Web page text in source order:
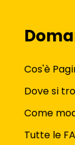
Cos'è
Dove si
Come
Tutte le